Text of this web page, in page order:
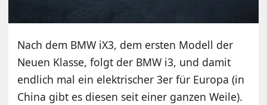
Nach dem BMW iX3, dem ersten Modell der
Neuen Klasse, folgt der BMW i3, und damit
endlich mal ein elektrischer 3er für Europa (in
China gibt es diesen seit einer ganzen Weile).